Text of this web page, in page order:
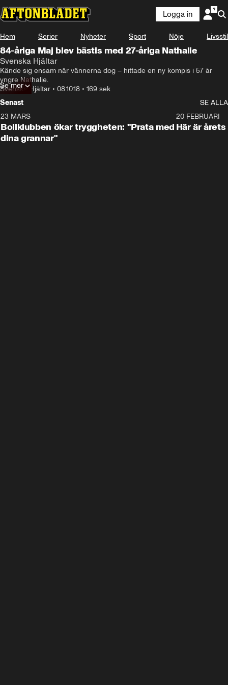
Logga in
Hem Serier Nyheter Sport Nöje Livsstil
84-åriga Maj blev bästis med 27-åriga Nathalie
Svenska Hjältar
Kände sig ensam när vännerna dog – hittade en ny kompis i 57 år
yngre Nathalie.
Svenska Hjältar • 08.10.18 • 169 sek
Se mer
Senast
SE ALLA
23 MARS
Bollklubben ökar tryggheten: "Prata med
dina grannar"
20 FEBRUARI
Här är